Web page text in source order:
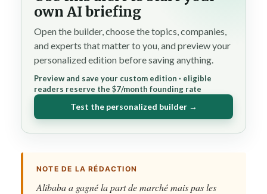
own AI briefing
Open the builder, choose the topics, companies,
and experts that matter to you, and preview your
personalized edition before saving anything.
Preview and save your custom edition · eligible
readers reserve the $7/month founding rate
Test the personalized builder →
NOTE DE LA RÉDACTION
Alibaba a gagné la part de marché mais pas les